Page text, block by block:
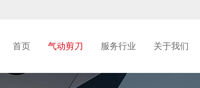
首页 气动剪刀 服务行业 关于我们